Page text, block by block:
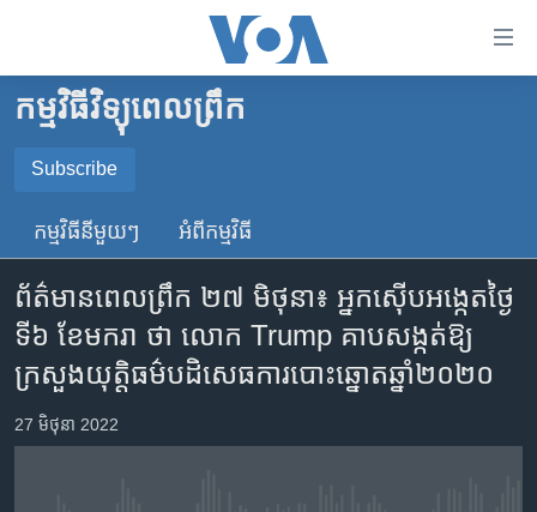
គេហទំព័រ​
ទាក់ទង
រំលង​
ទំព័រ​
ព័ត៌មាន​​
ម្តង
រំលង​
និង​
កម្ពុជា
អន្តរជាតិ
ចិន
ហេឡូវីអូអេ
កម្ពុជាច្នៃប្រតិដ្ឋ
ព្រឹត្តិការណ៍ព័ត៌មាន
ទូរទស្សន៍ / វីដេអូ​
កម្មវិធីវិទ្យុពេលព្រឹក
Subscribe
SUBSCRIBE
YouTube Music
Spotify
កម្មវិធី​នីមួយៗ អំពី​កម្មវិធី​
ព័ត៌មានពេលព្រឹក ២៧ មិថុនា៖ អ្នកស៊ើប​អង្កេត​ថ្ងៃ​
ទី៦ ខែមករា ថា លោក Trump គាបសង្កត់​ឱ្យ​
ក្រសួង​យុត្តិធម៌​បដិសេធ​ការបោះឆ្នោត​ឆ្នាំ២០២០
27 មិថុនា 2022